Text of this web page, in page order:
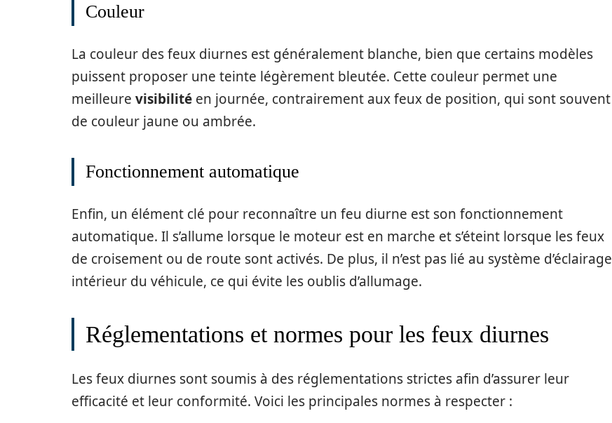
Couleur
La couleur des feux diurnes est généralement blanche, bien que certains modèles
puissent proposer une teinte légèrement bleutée. Cette couleur permet une
meilleure visibilité en journée, contrairement aux feux de position, qui sont souvent
de couleur jaune ou ambrée.
Fonctionnement automatique
Enfin, un élément clé pour reconnaître un feu diurne est son fonctionnement
automatique. Il s’allume lorsque le moteur est en marche et s’éteint lorsque les feux
de croisement ou de route sont activés. De plus, il n’est pas lié au système d’éclairage
intérieur du véhicule, ce qui évite les oublis d’allumage.
Réglementations et normes pour les feux diurnes
Les feux diurnes sont soumis à des réglementations strictes afin d’assurer leur
efficacité et leur conformité. Voici les principales normes à respecter :